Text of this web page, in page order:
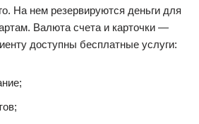
На нем резервируются деньги для
Валюта счета и карточки —
доступны бесплатные услуги: